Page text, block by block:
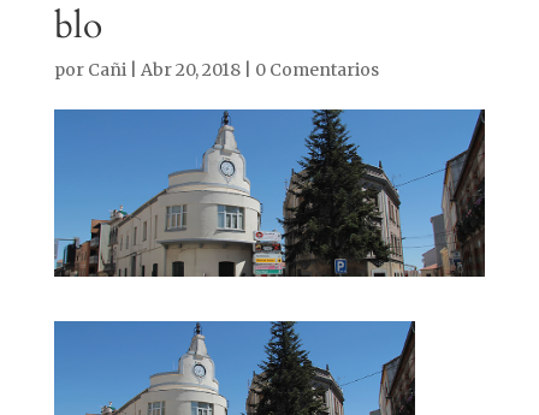
blo
por Cañi| Abr 20, 2018| 0 Comentarios